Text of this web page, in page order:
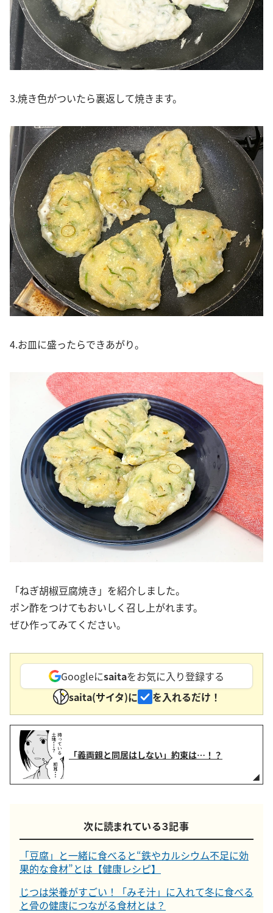
3.焼き色がついたら裏返して焼きます。
4.お皿に盛ったらできあがり。
「ねぎ胡椒豆腐焼き」を紹介しました。
ポン酢をつけてもおいしく召し上がれます。
ぜひ作ってみてください。
Googleにsaitaをお気に入り登録する
saita(サイタ)に
を入れるだけ！
「義両親と同居はしない」約束は…！？
次に読まれている３記事
「豆腐」と一緒に食べると“鉄やカルシウム不足に効
果的な食材”とは【健康レシピ】
じつは栄養がすごい！「みそ汁」に入れて冬に食べる
と骨の健康につながる食材とは？